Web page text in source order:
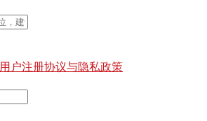
用户注册协议与隐私政策